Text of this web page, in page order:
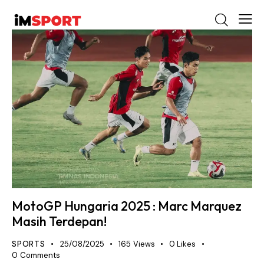
MotoGP Hungaria 2025 : Marc Marquez
Masih Terdepan!
SPORTS 25/08/2025 165 Views 0 Likes
0 Comments